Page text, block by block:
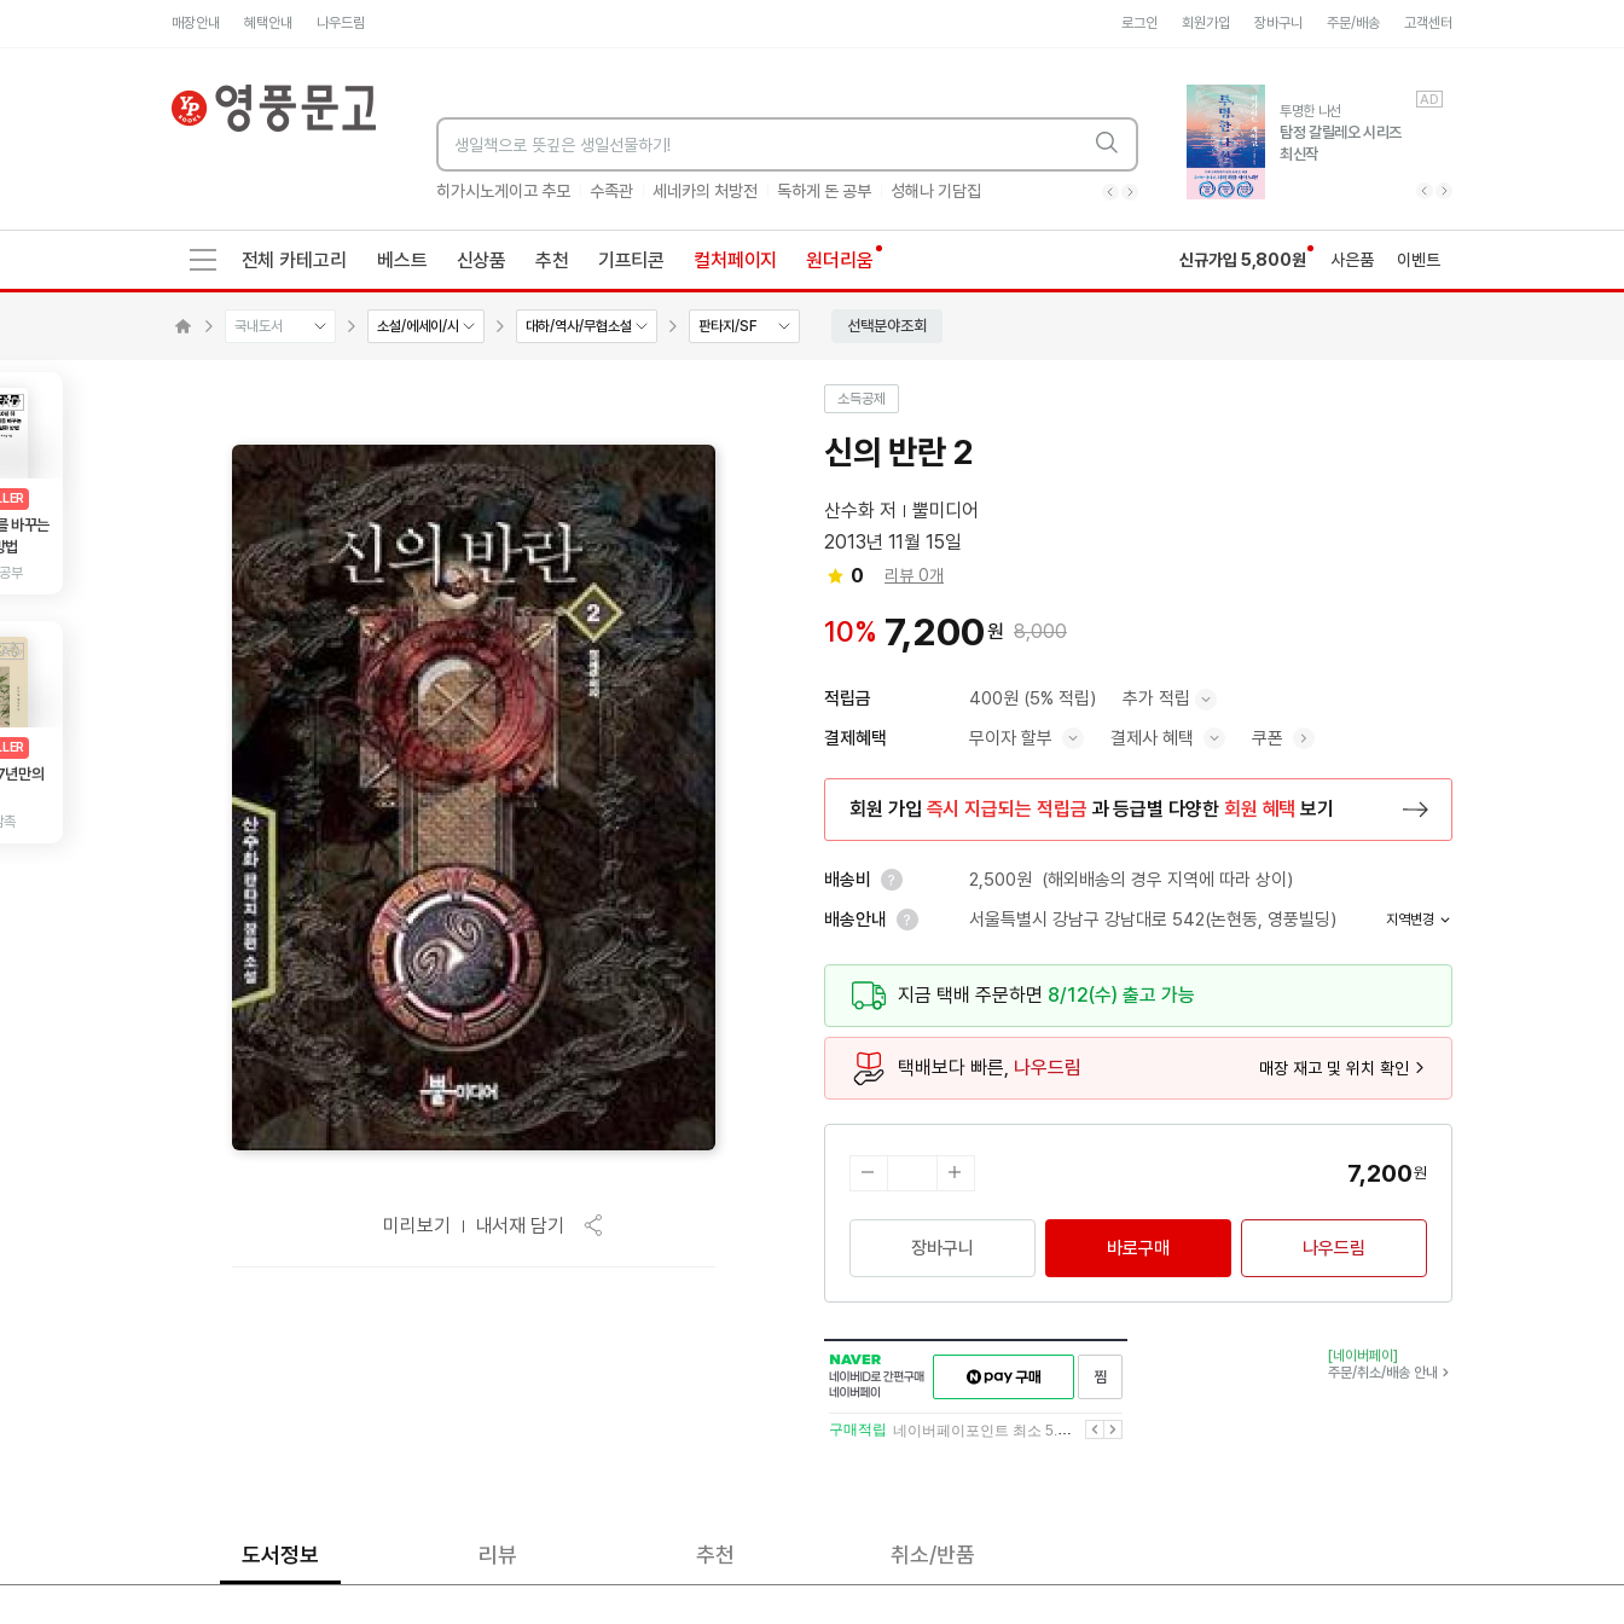
매장안내 혜택안내 나우드림 로그인 회원가입 장바구니 주문/배송 고객센터
히가시노게이고 추모 수족관 세네카의 처방전 독하게 돈 공부 성해나 기담집 히가시노게이고 추모 수족관 독하게 돈 공부
유럽 도시 기행3
풍성한 서사와 인문학적
통찰!
AD
투명한 나선
탐정 갈릴레오 시리즈
최신작
AD
전체 카테고리 베스트 신상품 추천 기프티콘 컬처페이지 원더리움 신규가입 5,800원 사은품 이벤트
국내도서 소설/에세이/시 대하/역사/무협소설 판타지/SF 선택분야조회
AD
바꾸는
법
부
AD
년만의
촉
미리보기 내서재 담기
소득공제
신의 반란 2
산수화 저
뿔미디어
2013년 11월 15일
0
리뷰 0개
10% 7,200원 8,000
적립금 400원 (5% 적립) 추가 적립
결제혜택 무이자 할부 결제사 혜택 쿠폰
회원 가입 즉시 지급되는 적립금 과 등급별 다양한 회원 혜택 보기
배송비 2,500원 (해외배송의 경우 지역에 따라 상이)
배송안내
서울특별시 강남구 강남대로 542(논현동, 영풍빌딩) 지역변경
지금 택배 주문하면 8/12(수) 출고 가능
택배보다 빠른, 나우드림 매장 재고 및 위치 확인
7,200원
장바구니 바로구매 나우드림
NAVER
네이버
ID로
간편구매
네이버페이
구매하기
이전
구매적립 네이버페이포인트 최소 5.5% 적립 다음
[네이버페이]
주문/취소/배송 안내
도서정보 리뷰 추천 취소/반품